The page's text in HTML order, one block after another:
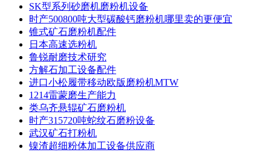
SK型系列砂磨机磨粉机设备
时产500800吨大型碳酸钙磨粉机哪里卖的更便宜
锥式矿石磨粉机配件
日本高速选粉机
鲁锐耐磨技术研究
方解石加工设备配件
进口小松履带移动欧版磨粉机MTW
1214雷蒙磨生产能力
类乌齐悬辊矿石磨粉机
时产315720吨蛇纹石磨粉设备
武汉矿石打粉机
镍渣超细粉体加工设备供应商